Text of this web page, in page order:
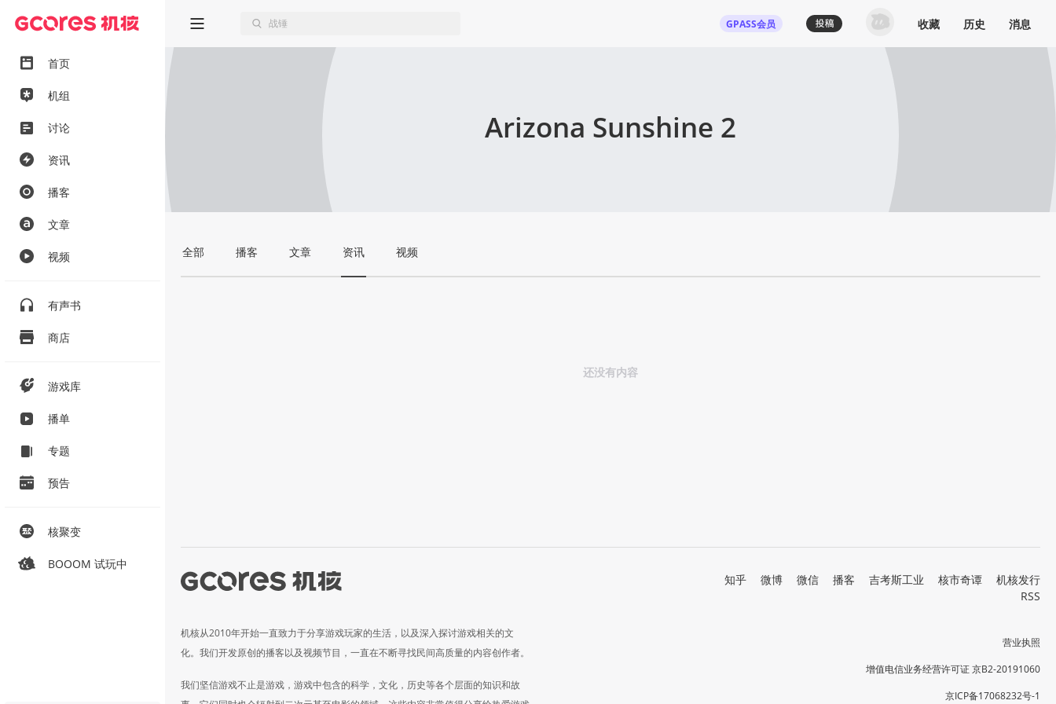
首页
机组
讨论
资讯
播客
文章
视频
有声书
商店
游戏库
播单
专题
预告
核聚变
BOOOM 试玩中
GPASS会员 收藏 历史 消息
Arizona Sunshine 2
全部 播客 文章 资讯 视频
还没有内容
机核从2010年开始一直致力于分享游戏玩家的生活，以及深入探讨游戏相关的文
化。我们开发原创的播客以及视频节目，一直在不断寻找民间高质量的内容创作者。
我们坚信游戏不止是游戏，游戏中包含的科学，文化，历史等各个层面的知识和故
知乎 微博 微信 播客 吉考斯工业 核市奇谭
机核发行
RSS
营业执照
增值电信业务经营许可证 京B2-20191060
京ICP备17068232号-1